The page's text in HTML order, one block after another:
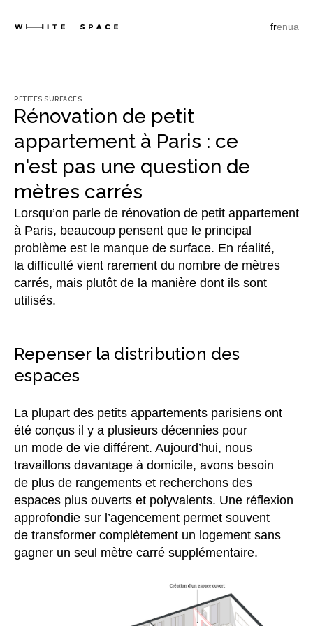
frenua
PETITES SURFACES
Rénovation de petit
appartement à Paris : ce
n'est pas une question de
mètres carrés
Lorsqu’on parle de rénovation de petit appartement
à Paris, beaucoup pensent que le principal
problème est le manque de surface. En réalité,
la difficulté vient rarement du nombre de mètres
carrés, mais plutôt de la manière dont ils sont
utilisés.
Repenser la distribution des
espaces
La plupart des petits appartements parisiens ont
été conçus il y a plusieurs décennies pour
un mode de vie différent. Aujourd’hui, nous
travaillons davantage à domicile, avons besoin
de plus de rangements et recherchons des
espaces plus ouverts et polyvalents. Une réflexion
approfondie sur l’agencement permet souvent
de transformer complètement un logement sans
gagner un seul mètre carré supplémentaire.